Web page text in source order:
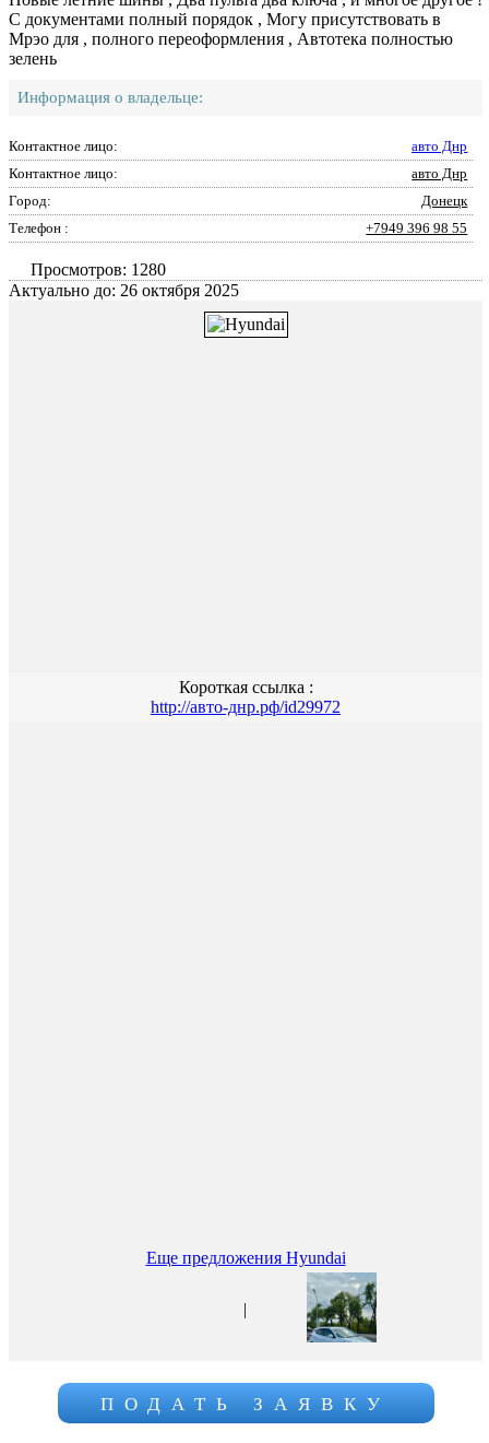
С документами полный порядок , Могу присутствовать в
Мрэо для , полного переоформления , Автотека полностью
зелень
Информация о владельце:
Контактное лицо:
авто Днр
Контактное лицо:
авто Днр
Город:
Донецк
Телефон :
+7949 396 98 55
Просмотров: 1280
Актуально до: 26 октября 2025
Короткая ссылка :
http://авто-днр.рф/id29972
Еще предложения Hyundai
|
ПОДАТЬ ЗАЯВКУ